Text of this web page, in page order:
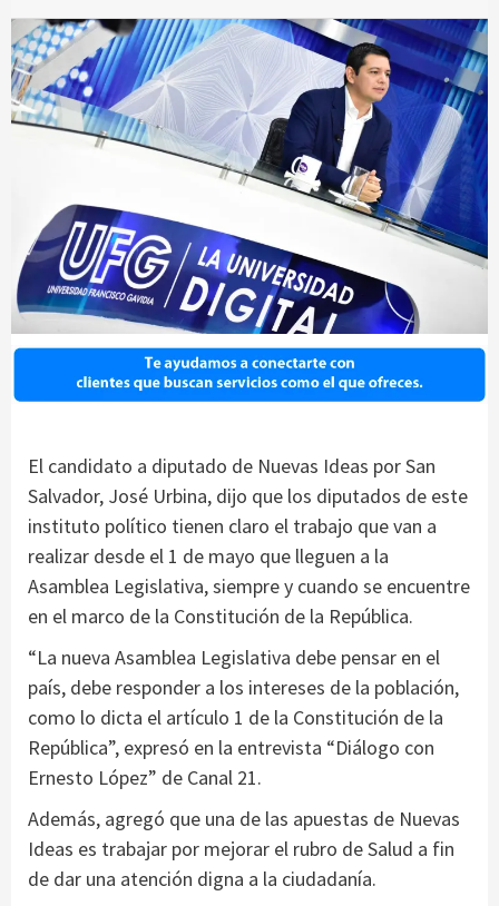
El candidato a diputado de Nuevas Ideas por San
Salvador, José Urbina, dijo que los diputados de este
instituto político tienen claro el trabajo que van a
realizar desde el 1 de mayo que lleguen a la
Asamblea Legislativa, siempre y cuando se encuentre
en el marco de la Constitución de la República.
“La nueva Asamblea Legislativa debe pensar en el
país, debe responder a los intereses de la población,
como lo dicta el artículo 1 de la Constitución de la
República”, expresó en la entrevista “Diálogo con
Ernesto López” de Canal 21.
Además, agregó que una de las apuestas de Nuevas
Ideas es trabajar por mejorar el rubro de Salud a fin
de dar una atención digna a la ciudadanía.